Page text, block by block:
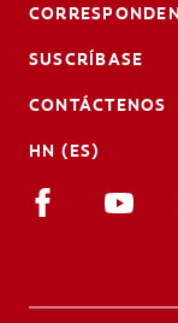
SUSCRÍBASE
CONTÁCTENOS
HN (ES)